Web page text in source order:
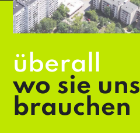
überall
wo sie uns
brauchen